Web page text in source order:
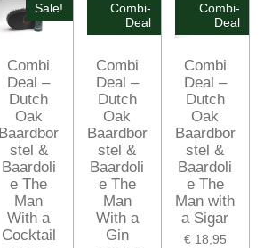
Sale!
Combi
Deal –
Dutch
Oak
Baardbor
stel &
Baardoli
e The
Man
With a
Cocktail
Combi-
Deal
Combi
Deal –
Dutch
Oak
Baardbor
stel &
Baardoli
e The
Man
With a
Gin
Combi-
Deal
Combi
Deal –
Dutch
Oak
Baardbor
stel &
Baardoli
e The
Man with
a Sigar
€ 18,95